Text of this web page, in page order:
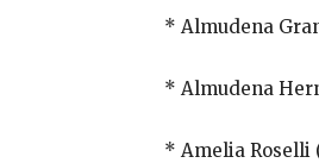
* Almudena
* Almudena
* Amelia Roselli